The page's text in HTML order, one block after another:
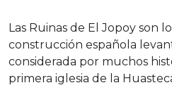
Las Ruinas de El Jopoy son
construcción española
considerada por muchos
primera iglesia de la